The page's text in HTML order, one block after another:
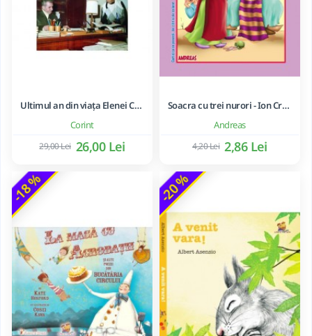
Corint
Ultimul an din viața Elenei Ceaușescu - LAVINIA BETEA
26,00 Lei
29,00 Lei
Andreas
Soacra cu trei nurori - Ion Creanga
2,86 Lei
4,20 Lei
-18 % -20 %